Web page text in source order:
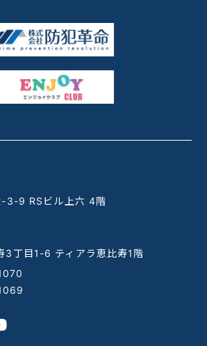
3-9 RSビル上六 4階
3丁目1-6 ティアラ恵比寿1階